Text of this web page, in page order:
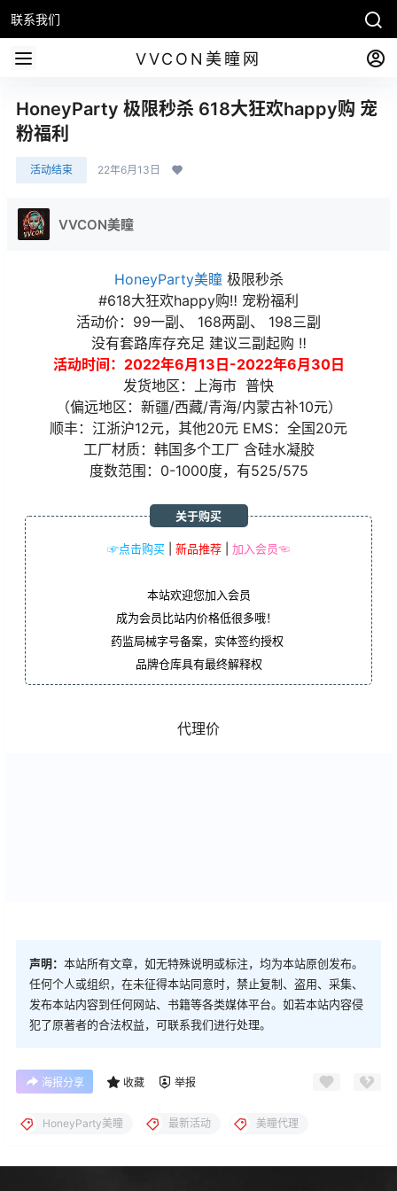
联系我们
VVCON美瞳网
HoneyParty 极限秒杀 618大狂欢happy购 宠
粉福利
活动结束 22年6月13日
VVCON美瞳
HoneyParty美瞳极限秒杀
#618大狂欢happy购‼ 宠粉福利
活动价：99一副、 168两副、 198三副
没有套路库存充足 建议三副起购 ‼
活动时间：2022年6月13日-2022年6月30日
发货地区：上海市 普快
（偏远地区：新疆/西藏/青海/内蒙古补10元）
顺丰：江浙沪12元，其他20元 EMS：全国20元
工厂材质：韩国多个工厂 含硅水凝胶
度数范围：0-1000度，有525/575
☞点击购买 新品推荐 加入会员☜
关于购买
本站欢迎您加入会员
成为会员比站内价格低很多哦！
药监局械字号备案，实体签约授权
品牌仓库具有最终解释权
代理价
声明： 本站所有文章，如无特殊说明或标注，均为本站原创发布。
任何个人或组织，在未征得本站同意时，禁止复制、盗用、采集、
发布本站内容到任何网站、书籍等各类媒体平台。如若本站内容侵
犯了原著者的合法权益，可联系我们进行处理。
海报分享 收藏 举报
HoneyParty美瞳 最新活动 美瞳代理